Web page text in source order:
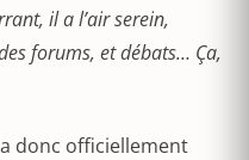
il a l’air serein,
forums, et débats… Ça,
donc officiellement